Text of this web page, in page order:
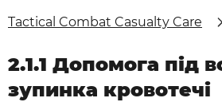
Tactical Combat Casualty Care
2.1.1 Допомога під
зупинка кровотечі